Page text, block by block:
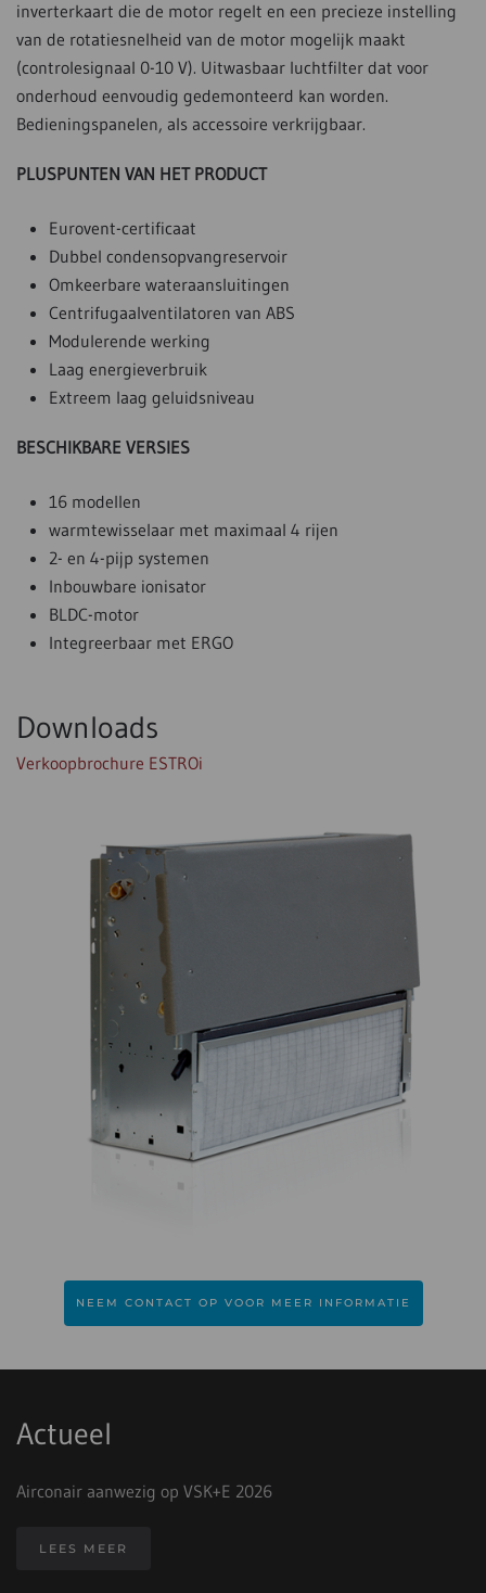
inverterkaart die de motor regelt en een precieze instelling
van de rotatiesnelheid van de motor mogelijk maakt
(controlesignaal 0-10 V). Uitwasbaar luchtfilter dat voor
onderhoud eenvoudig gedemonteerd kan worden.
Bedieningspanelen, als accessoire verkrijgbaar.
PLUSPUNTEN VAN HET PRODUCT
Eurovent-certificaat
Dubbel condensopvangreservoir
Omkeerbare wateraansluitingen
Centrifugaalventilatoren van ABS
Modulerende werking
Laag energieverbruik
Extreem laag geluidsniveau
BESCHIKBARE VERSIES
16 modellen
warmtewisselaar met maximaal 4 rijen
2- en 4-pijp systemen
Inbouwbare ionisator
BLDC-motor
Integreerbaar met ERGO
Downloads
Verkoopbrochure ESTROi
NEEM CONTACT OP VOOR MEER INFORMATIE
Actueel
Airconair aanwezig op VSK+E 2026
LEES MEER